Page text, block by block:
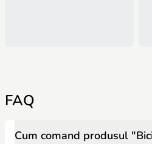
FAQ
Cum comand produsul